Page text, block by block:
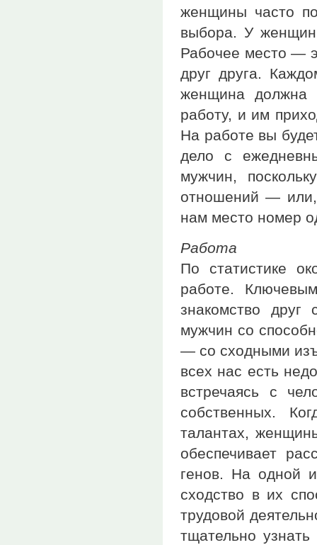
женщины часто
выбора. У
Рабочее место —
друг друга.
женщина должна
работу, и им
На работе вы
дело с
мужчин,
отношений — или,
нам место номер
Работа
По статистике
работе.
знакомство
мужчин со
— со сходными
всех нас есть
встречаясь с
собственных.
талантах,
обеспечивает
генов. На одной
сходство в их
трудовой
тщательно